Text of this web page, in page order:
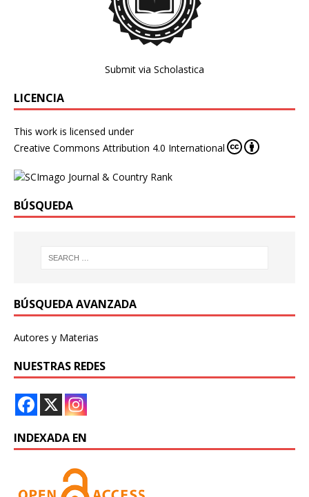
Submit via Scholastica
LICENCIA
This work is licensed under
Creative Commons Attribution 4.0 International
BÚSQUEDA
BÚSQUEDA AVANZADA
Autores y Materias
NUESTRAS REDES
INDEXADA EN